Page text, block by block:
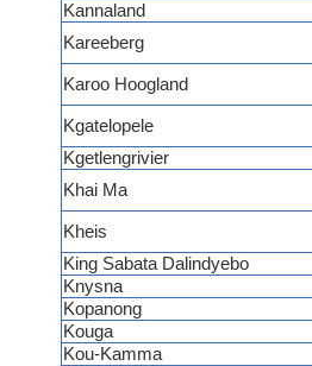
Kannaland
Kareeberg
Karoo Hoogland
Kgatelopele
Kgetlengrivier
Khai Ma
Kheis
King Sabata Dalindyebo
Knysna
Kopanong
Kouga
Kou-Kamma